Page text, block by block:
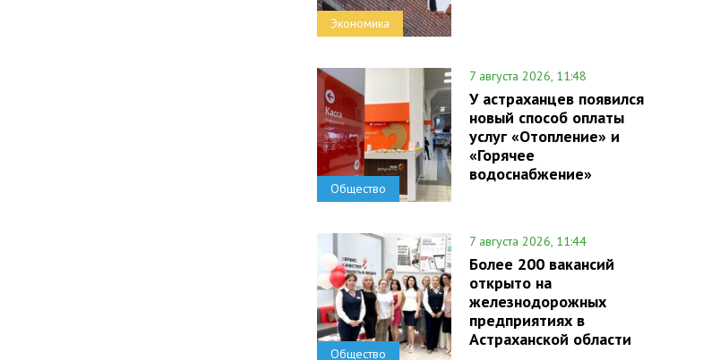
Экономика
Общество
7 августа 2026, 11:48
У астраханцев появился
новый способ оплаты
услуг «Отопление» и
«Горячее
водоснабжение»
Общество
7 августа 2026, 11:44
Более 200 вакансий
открыто на
железнодорожных
предприятиях в
Астраханской области